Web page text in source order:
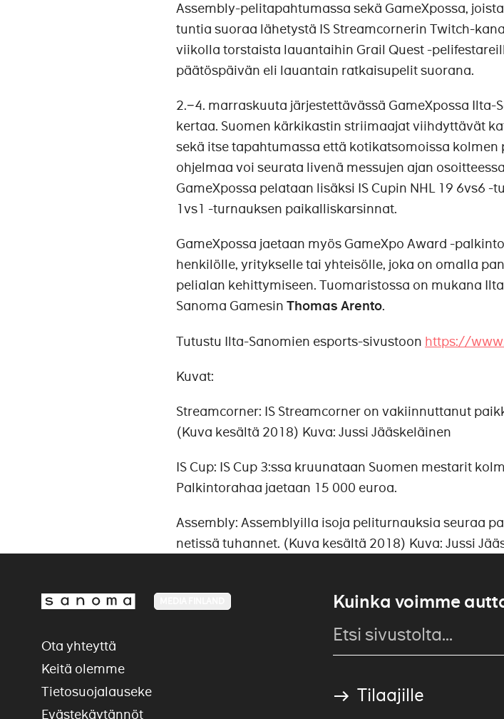
Assembly-pelitapahtumassa sekä GameXpossa,
tuntia suoraa lähetystä IS Streamcornerin Twitch-
viikolla torstaista lauantaihin Grail Quest -
päätöspäivän eli lauantain ratkaisupelit suorana.
2.−4. marraskuuta järjestettävässä GameXpossa
kertaa. Suomen kärkikastin striimaajat viihdyttävät
sekä itse tapahtumassa että kotikatsomoissa kolmen
ohjelmaa voi seurata livenä messujen ajan
GameXpossa pelataan lisäksi IS Cupin NHL 19 6vs6 -
1vs1 -turnauksen paikalliskarsinnat.
GameXpossa jaetaan myös GameXpo Award -
henkilölle, yritykselle tai yhteisölle, joka on omalla
pelialan kehittymiseen. Tuomaristossa on mukana
Sanoma Gamesin Thomas Arento.
Tutustu Ilta-Sanomien esports-sivustoon https://
Kuvat:
Streamcorner: IS Streamcorner on vakiinnuttanut
(Kuva kesältä 2018) Kuva: Jussi Jääskeläinen
IS Cup: IS Cup 3:ssa kruunataan Suomen mestarit
Palkintorahaa jaetaan 15 000 euroa.
Assembly: Assemblyilla isoja peliturnauksia seuraa
netissä tuhannet. (Kuva kesältä 2018) Kuva: Jussi
Kuinka voimme
Tilaajille
Ota yhteyttä
Keitä olemme
Tietosuojalauseke
Evästekäytännöt